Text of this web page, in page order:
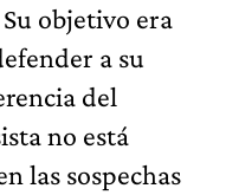
objetivo era
a su
del
no está
las sospechas